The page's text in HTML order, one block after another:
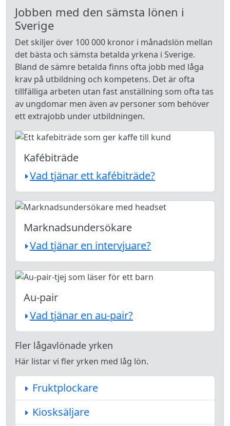
Jobben med den sämsta lönen i
Sverige
Det skiljer över 100 000 kronor i månadslön mellan
det bästa och sämsta betalda yrkena i Sverige.
Bland de sämre betalda finns ofta jobb med låga
krav på utbildning och kompetens. Det är ofta
tillfälliga arbeten utan fast anställning som ofta tas
av ungdomar men även av personer som behöver
ett extrajobb under utbildningen.
Kafébiträde
Vad tjänar ett kafébiträde?
Marknadsundersökare
Vad tjänar en intervjuare?
Au-pair
Vad tjänar en au-pair?
Fler lågavlönade yrken
Här listar vi fler yrken med låg lön.
Fruktplockare
Kiosksäljare